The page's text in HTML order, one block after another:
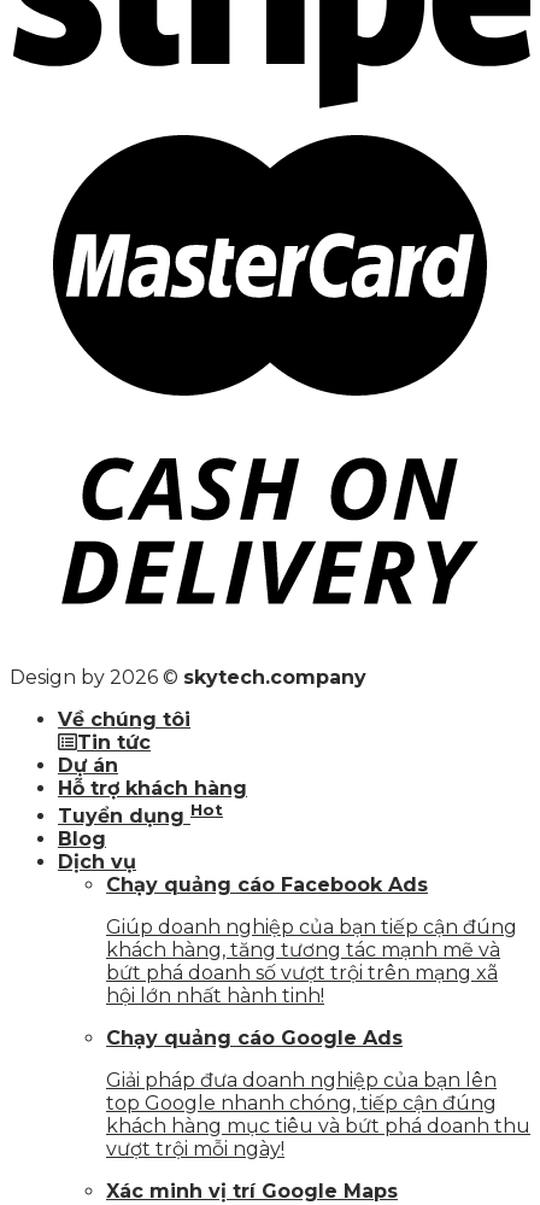
Design by 2026 © skytech.company
Về chúng tôi
Tin tức
Dự án
Hỗ trợ khách hàng
Tuyển dụng Hot
Blog
Dịch vụ
Chạy quảng cáo Facebook Ads
Giúp doanh nghiệp của bạn tiếp cận đúng
khách hàng, tăng tương tác mạnh mẽ và
bứt phá doanh số vượt trội trên mạng xã
hội lớn nhất hành tinh!
Chạy quảng cáo Google Ads
Giải pháp đưa doanh nghiệp của bạn lên
top Google nhanh chóng, tiếp cận đúng
khách hàng mục tiêu và bứt phá doanh thu
vượt trội mỗi ngày!
Xác minh vị trí Google Maps